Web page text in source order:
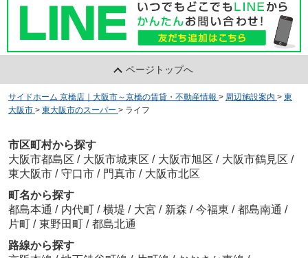
ページトップへ
サイドホーム 京橋店｜大阪市～京橋の賃貸・不動産情報 > 周辺施設案内 > 東
大阪市 > 東大阪市のスーパー > ライフ
市区町村から探す
大阪市都島区 / 大阪市城東区 / 大阪市旭区 / 大阪市鶴見区 /
東大阪市 / 守口市 / 門真市 / 大阪市北区
町名から探す
都島本通 / 内代町 / 横堤 / 大宮 / 新森 / 今福東 / 都島南通 /
片町 / 東野田町 / 都島北通
路線から探す